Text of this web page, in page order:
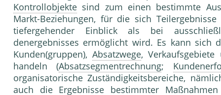
Kontrollobjekte sind zum einen bestimmte
Markt-Beziehungen, für die sich
tiefergehender Einblick als bei
denergebnisses ermöglicht wird. Es kann sich
Kunden(gruppen),Absatzwege,
handeln (Absatzsegmentrechnung;
organisatorische Zuständigkeitsbereiche,
auch die Ergebnisse bestimmter Maßnahmen